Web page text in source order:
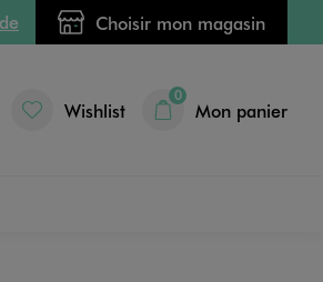
Choisir mon magasin
Wishlist
0
Mon panier